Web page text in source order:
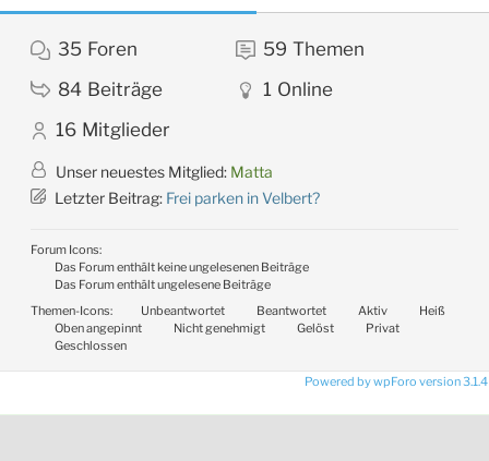
35 Foren 59 Themen
84 Beiträge 1 Online
16 Mitglieder
Unser neuestes Mitglied: Matta
Letzter Beitrag: Frei parken in Velbert?
Forum Icons:
Das Forum enthält keine ungelesenen Beiträge
Das Forum enthält ungelesene Beiträge
Themen-Icons:
Unbeantwortet Beantwortet Aktiv
Heiß
Oben angepinnt
Nicht genehmigt Gelöst
Privat
Geschlossen
Powered by wpForo version 3.1.4